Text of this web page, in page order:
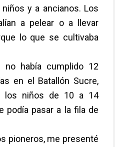
y a ancianos. Los
a pelear o a llevar
lo que se cultivaba
no había cumplido 12
en el Batallón Sucre,
los niños de 10 a 14
podía pasar a la fila de
pioneros, me presenté